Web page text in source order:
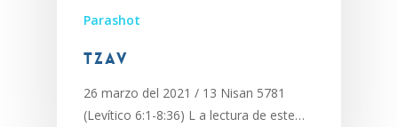
Parashot
Tzav
26 marzo del 2021 / 13 Nisan 5781
(Levítico 6:1-8:36) L a lectura de este…